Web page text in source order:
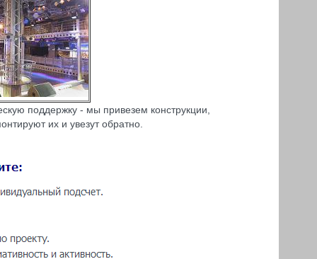
поддержку - мы привезем конструкции,
их и увезут обратно.